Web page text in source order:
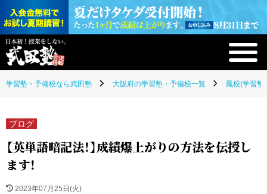
学習塾・予備校なら武田塾 大阪府の学習塾・予備校一覧 鳳校(学習塾
ブログ
【英単語暗記法！】成績爆上がりの方法を伝授し
ます！
2023年07月25日(火)